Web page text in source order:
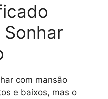
com mansão
e baixos, mas o